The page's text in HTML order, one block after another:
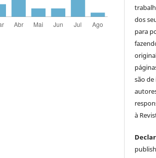
dos
para
são
à